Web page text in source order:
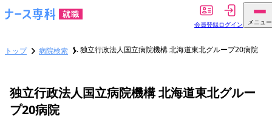
会員登録ログイン メニュー
トップ 病院検索 独立行政法人国立病院機構 北海道東北グループ20病院
独立行政法人国立病院機構 北海道東北グルー
プ20病院